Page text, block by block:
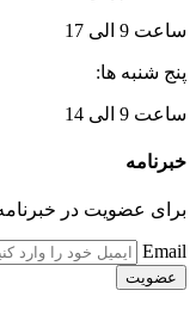
ساعت 9 الی 17
پنج شنبه ها:
ساعت 9 الی 14
خبرنامه
برای عضویت در خبرنامه
Email